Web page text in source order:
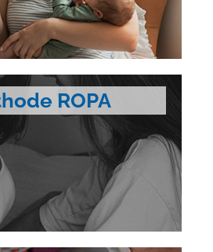
ROPA